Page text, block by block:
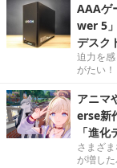
AAAゲ
wer 5
デスク
迫力を
がたい！
アニマ
erse新
「進
さまざ
が増し